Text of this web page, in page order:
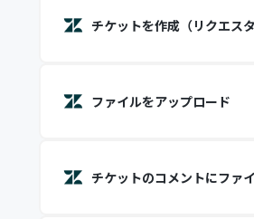
チケットを作成（リクエス
ファイルをアップロード
チケットのコメントにファ